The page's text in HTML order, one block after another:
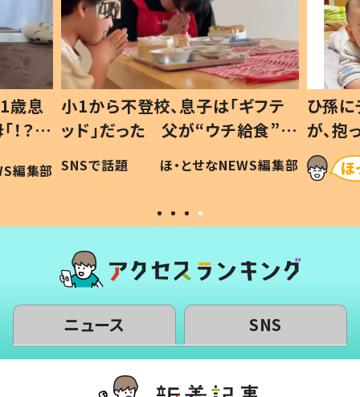
歳息
？」
編集部
小1から不登校、息子は「ギフテ
ッド」だった 父が“ウチ給食”を
作り続ける理由とは #令和の親
#令和の子
SNSで話題 ほ・とせなNEWS編集部
ひ孫
が、
「涙が
い」
ニュース SNS